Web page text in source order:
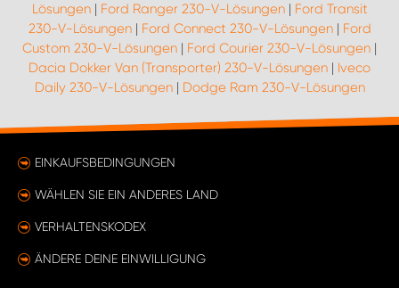
Lösungen| Ford Ranger 230-V-Lösungen| Ford Transit
230-V-Lösungen| Ford Connect 230-V-Lösungen| Ford
Custom 230-V-Lösungen | Ford Courier 230-V-Lösungen |
Dacia Dokker Van (Transporter) 230-V-Lösungen | Iveco
Daily 230-V-Lösungen| Dodge Ram 230-V-Lösungen
EINKAUFSBEDINGUNGEN
WÄHLEN SIE EIN ANDERES LAND
VERHALTENSKODEX
ÄNDERE DEINE EINWILLIGUNG